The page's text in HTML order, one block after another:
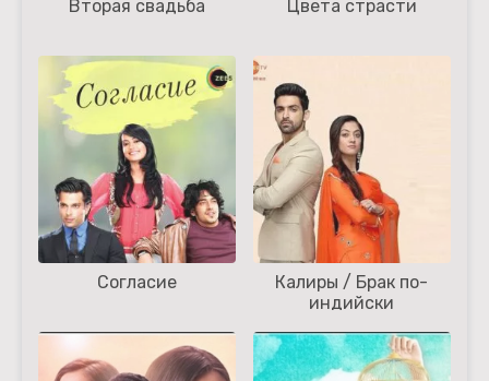
Вторая свадьба Цвета страсти
Согласие
Калиры / Брак по-
индийски